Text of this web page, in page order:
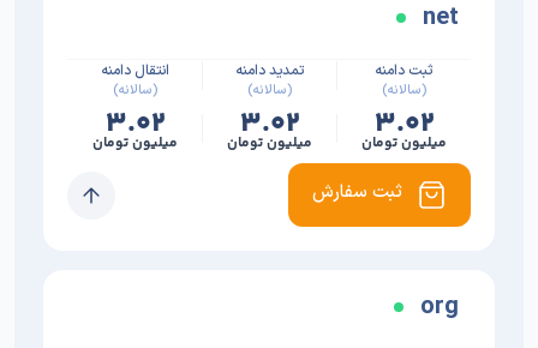
net
ثبت دامنه
(سالانه)
تمدید دامنه
(سالانه)
انتقال دامنه
(سالانه)
۳.۰۲
میلیون تومان ۳.۰۲
میلیون تومان ۳.۰۲
میلیون تومان
ثبت سفارش
org